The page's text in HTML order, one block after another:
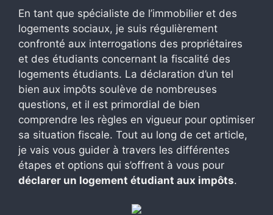
En tant que spécialiste de l’immobilier et des
logements sociaux, je suis régulièrement
confronté aux interrogations des propriétaires
et des étudiants concernant la fiscalité des
logements étudiants. La déclaration d’un tel
bien aux impôts soulève de nombreuses
questions, et il est primordial de bien
comprendre les règles en vigueur pour optimiser
sa situation fiscale. Tout au long de cet article,
je vais vous guider à travers les différentes
étapes et options qui s’offrent à vous pour
déclarer un logement étudiant aux impôts.